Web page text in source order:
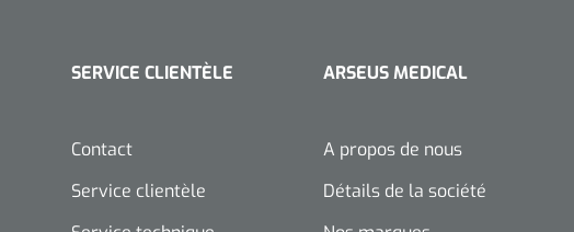
SERVICE CLIENTÈLE
Contact
Service clientèle
ARSEUS MEDICAL
A propos de nous
Détails de la société